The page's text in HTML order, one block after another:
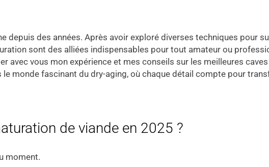
depuis des années. Après avoir exploré diverses techniques pour
sont des alliées indispensables pour tout amateur ou
avec vous mon expérience et mes conseils sur les meilleures
monde fascinant du dry-aging, où chaque détail compte pour
de viande en 2025 ?
moment.